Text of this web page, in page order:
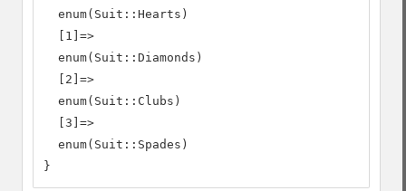
  enum(Suit::Hearts)
  [1]=>
  enum(Suit::Diamonds)
  [2]=>
  enum(Suit::Clubs)
  [3]=>
  enum(Suit::Spades)
}